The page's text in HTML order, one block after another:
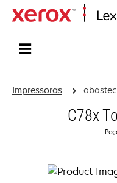
Impressoras
C78x